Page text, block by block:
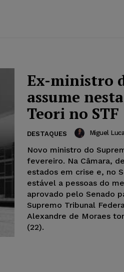
Ex-ministro
assume
Teori no STF
DESTAQUES Miguel
Novo ministro do
fevereiro. Na Câmara,
estados em crise e, no
estável a pessoas do
aprovado pelo Senado
Supremo Tribunal
Alexandre de Moraes
(22).